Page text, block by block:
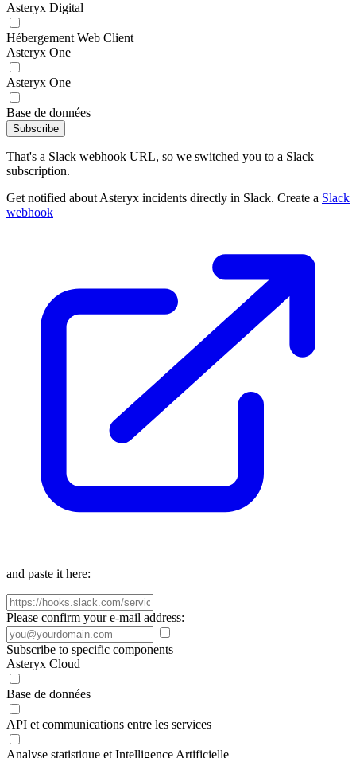
Asteryx Digital
Hébergement Web Client
Asteryx One
Asteryx One
Base de données
Subscribe
That's a Slack webhook URL, so we switched you to a Slack
subscription.
Get notified about Asteryx incidents directly in Slack. Create a Slack
webhook
and paste it here:
Please confirm your e-mail address:
Subscribe to specific components
Asteryx Cloud
Base de données
API et communications entre les services
Analyse statistique et Intelligence Artificielle